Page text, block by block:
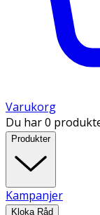
Varukorg
Du har 0
Produkter
Kampanjer
Kloka Råd